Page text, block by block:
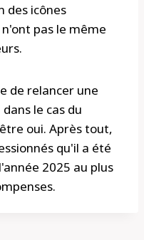
des icônes
pas le même
de relancer une
le cas du
oui. Après tout,
qu'il a été
2025 au plus